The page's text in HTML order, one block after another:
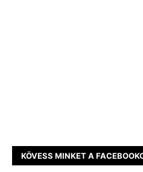
KÖVESS MINKET A